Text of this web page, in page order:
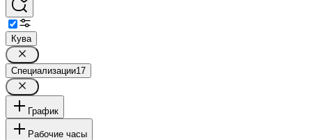
Кува
Специализации17
График
Рабочие часы